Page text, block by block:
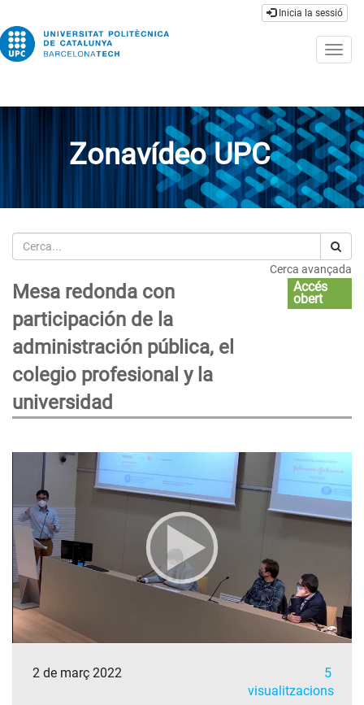
Inicia la sessió
Zonavídeo UPC
Cerca
Cerca avançada
Mesa redonda con
participación de la
administración pública, el
colegio profesional y la
universidad
Accés
obert
2 de març 2022
5
visualitzacions